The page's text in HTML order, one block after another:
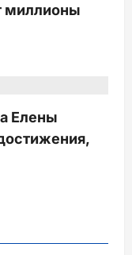
миллионы
Елены